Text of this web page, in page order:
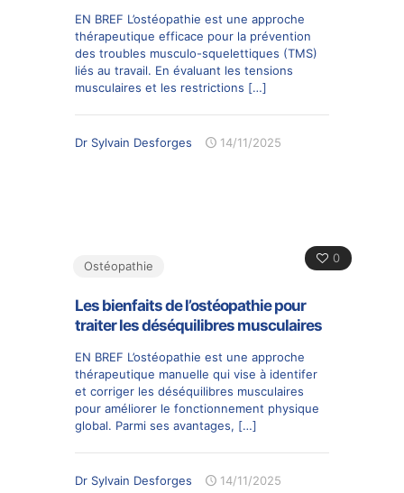
EN BREF L’ostéopathie est une approche
thérapeutique efficace pour la prévention
des troubles musculo-squelettiques (TMS)
liés au travail. En évaluant les tensions
musculaires et les restrictions […]
Dr Sylvain Desforges 14/11/2025
0
Ostéopathie
Les bienfaits de l’ostéopathie pour
traiter les déséquilibres musculaires
EN BREF L’ostéopathie est une approche
thérapeutique manuelle qui vise à identifer
et corriger les déséquilibres musculaires
pour améliorer le fonctionnement physique
global. Parmi ses avantages, […]
Dr Sylvain Desforges 14/11/2025